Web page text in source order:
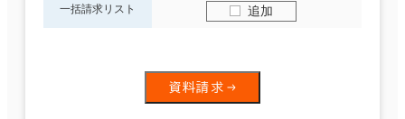
一括請求リスト 追加
資料請求